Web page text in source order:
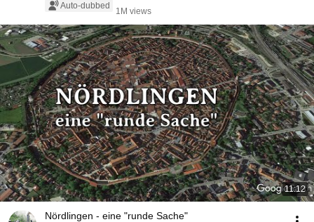
Auto-dubbed
1M views
11:12
Nördlingen - eine "runde Sache"